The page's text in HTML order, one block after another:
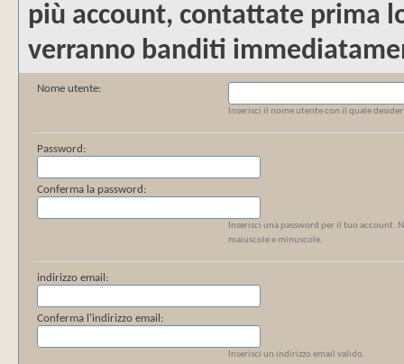
più account, contattate prima
verranno banditi
Nome utente:
Inserisci il nome utente con il quale
Password:
Conferma la password:
Inserisci una password per il tuo account.
maiuscole e minuscole.
indirizzo email:
Conferma l'indirizzo email:
Inserisci un indirizzo email valido.